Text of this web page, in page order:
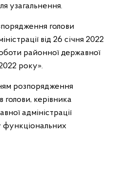
узагальнення.
голови
від 26 січня 2022
районної державної
року».
розпорядження
голови, керівника
адміністрації
функціональних